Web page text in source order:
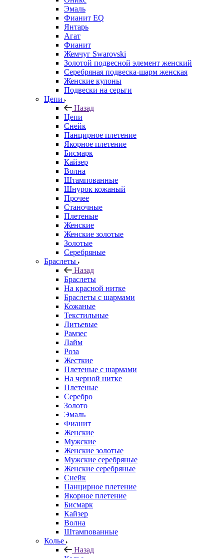
Эмаль
Фианит EQ
Янтарь
Агат
Фианит
Жемчуг Swarovski
Золотой подвесной элемент женcкий
Серебряная подвеска-шарм женская
Женские кулоны
Подвески на серьги
Цепи
Назад
Цепи
Снейк
Панцирное плетение
Якорное плетение
Бисмарк
Кайзер
Волна
Штампованные
Шнурок кожаный
Прочее
Станочные
Плетеные
Женские
Женские золотые
Золотые
Серебряные
Браслеты
Назад
Браслеты
На красной нитке
Браслеты с шармами
Кожаные
Текстильные
Литьевые
Рамзес
Лайм
Роза
Жесткие
Плетеные с шармами
На черной нитке
Плетеные
Серебро
Золото
Эмаль
Фианит
Женские
Мужские
Женские золотые
Мужские серебряные
Женские серебряные
Снейк
Панцирное плетение
Якорное плетение
Бисмарк
Кайзер
Волна
Штампованные
Колье
Назад